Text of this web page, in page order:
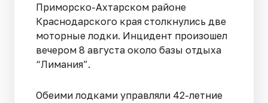
Приморско-Ахтарском районе
Краснодарского края столкнулись две
моторные лодки. Инцидент произошел
вечером 8 августа около базы отдыха
“Лимания”.
Обеими лодками управляли 42-летние